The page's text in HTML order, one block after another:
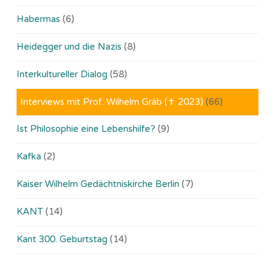
Habermas (6)
Heidegger und die Nazis (8)
Interkultureller Dialog (58)
Interviews mit Prof. Wilhelm Gräb (✝ 2023) (66)
Ist Philosophie eine Lebenshilfe? (9)
Kafka (2)
Kaiser Wilhelm Gedächtniskirche Berlin (7)
KANT (14)
Kant 300. Geburtstag (14)